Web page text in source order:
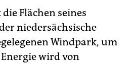
Flächen seines
niedersächsische
Windpark, um
wird von